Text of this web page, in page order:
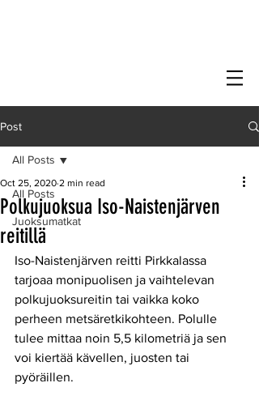
Post
All Posts
Juoksumatkat
All Posts
Polkujuoksua Iso-Naistenjärven
reitillä
Oct 25, 2020 2 min read
Iso-Naistenjärven reitti Pirkkalassa
tarjoaa monipuolisen ja vaihtelevan
polkujuoksureitin tai vaikka koko
perheen metsäretkikohteen. Polulle
tulee mittaa noin 5,5 kilometriä ja sen
voi kiertää kävellen, juosten tai
pyöräillen.